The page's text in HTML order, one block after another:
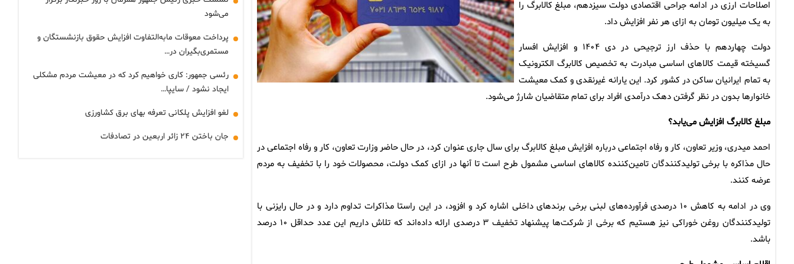
اصلاحات ارزی در ادامه جراحی اقتصادی دولت سیزدهم، مبلغ کالابرگ را
به یک میلیون تومان به ازای هر نفر افزایش داد.
دولت چهاردهم با حذف ارز ترجیحی در دی ۱۴۰۴ و افزایش افسار
گسیخته قیمت کالاهای اساسی مبادرت به تخصیص کالابرگ الکترونیک
به تمام ایرانیان ساکن در کشور کرد. این یارانه غیرنقدی و کمک معیشت
خانوارها بدون در نظر گرفتن دهک درآمدی افراد برای تمام متقاضیان شارژ می‌شود.
مبلغ کالابرگ افزایش می‌یابد؟
احمد میدری، وزیر تعاون، کار و رفاه اجتماعی درباره افزایش مبلغ کالابرگ برای سال جاری عنوان کرد، در حال حاضر وزارت تعاون، کار و رفاه اجتماعی در
حال مذاکره با برخی تولیدکنندگان تامین‌کننده کالاهای اساسی مشمول طرح است تا آنها در ازای کمک دولت، محصولات خود را با تخفیف به مردم
عرضه کنند.
وی در ادامه به کاهش ۱۰ درصدی فرآورده‌های لبنی برخی برندهای داخلی اشاره کرد و افزود، در این راستا مذاکرات تداوم دارد و در حال رایزنی با
تولیدکنندگان روغن خوراکی نیز هستیم که برخی از شرکت‌ها پیشنهاد تخفیف ۳ درصدی ارائه داده‌اند که تلاش داریم این عدد حداقل ۱۰ درصد
باشد.
می‌شود
پرداخت معوقات مابه‌التفاوت افزایش حقوق بازنشستگان و
مستمری‌بگیران در…
رئسی جمهور: کاری خواهیم کرد که در معیشت مردم مشکلی
ایجاد نشود / سایپا…
لغو افزایش پلکانی تعرفه بهای برق کشاورزی
جان باختن ۲۴ زائر اربعین در تصادفات